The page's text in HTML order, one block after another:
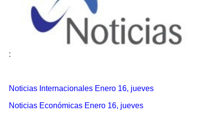
:
Noticias Internacionales Enero 16, jueves
Noticias Económicas Enero 16, jueves